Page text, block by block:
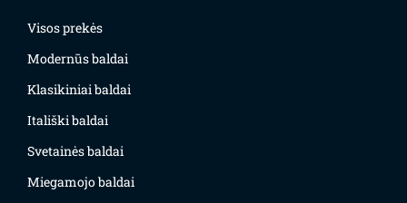
Visos prekės
Modernūs baldai
Klasikiniai baldai
Itališki baldai
Svetainės baldai
Miegamojo baldai